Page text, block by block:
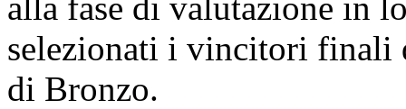
selezionati i vincitori finali
di Bronzo.